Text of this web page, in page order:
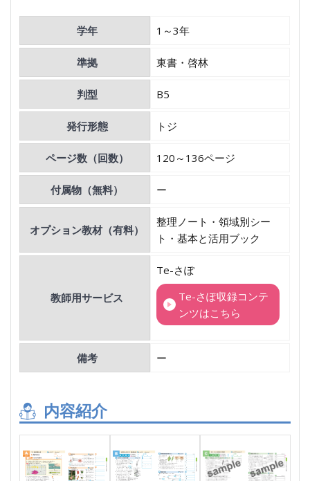
学年 1～3年
準拠 東書・啓林
判型 B5
発行形態 トジ
ページ数（回数） 120～136ページ
付属物（無料） ー
オプション教材（有料）
整理ノート・領域別シー
ト・基本と活用ブック
教師用サービス
Te-さぽ
Te-さぽ収録コンテ
ンツはこちら
備考 ー
内容紹介